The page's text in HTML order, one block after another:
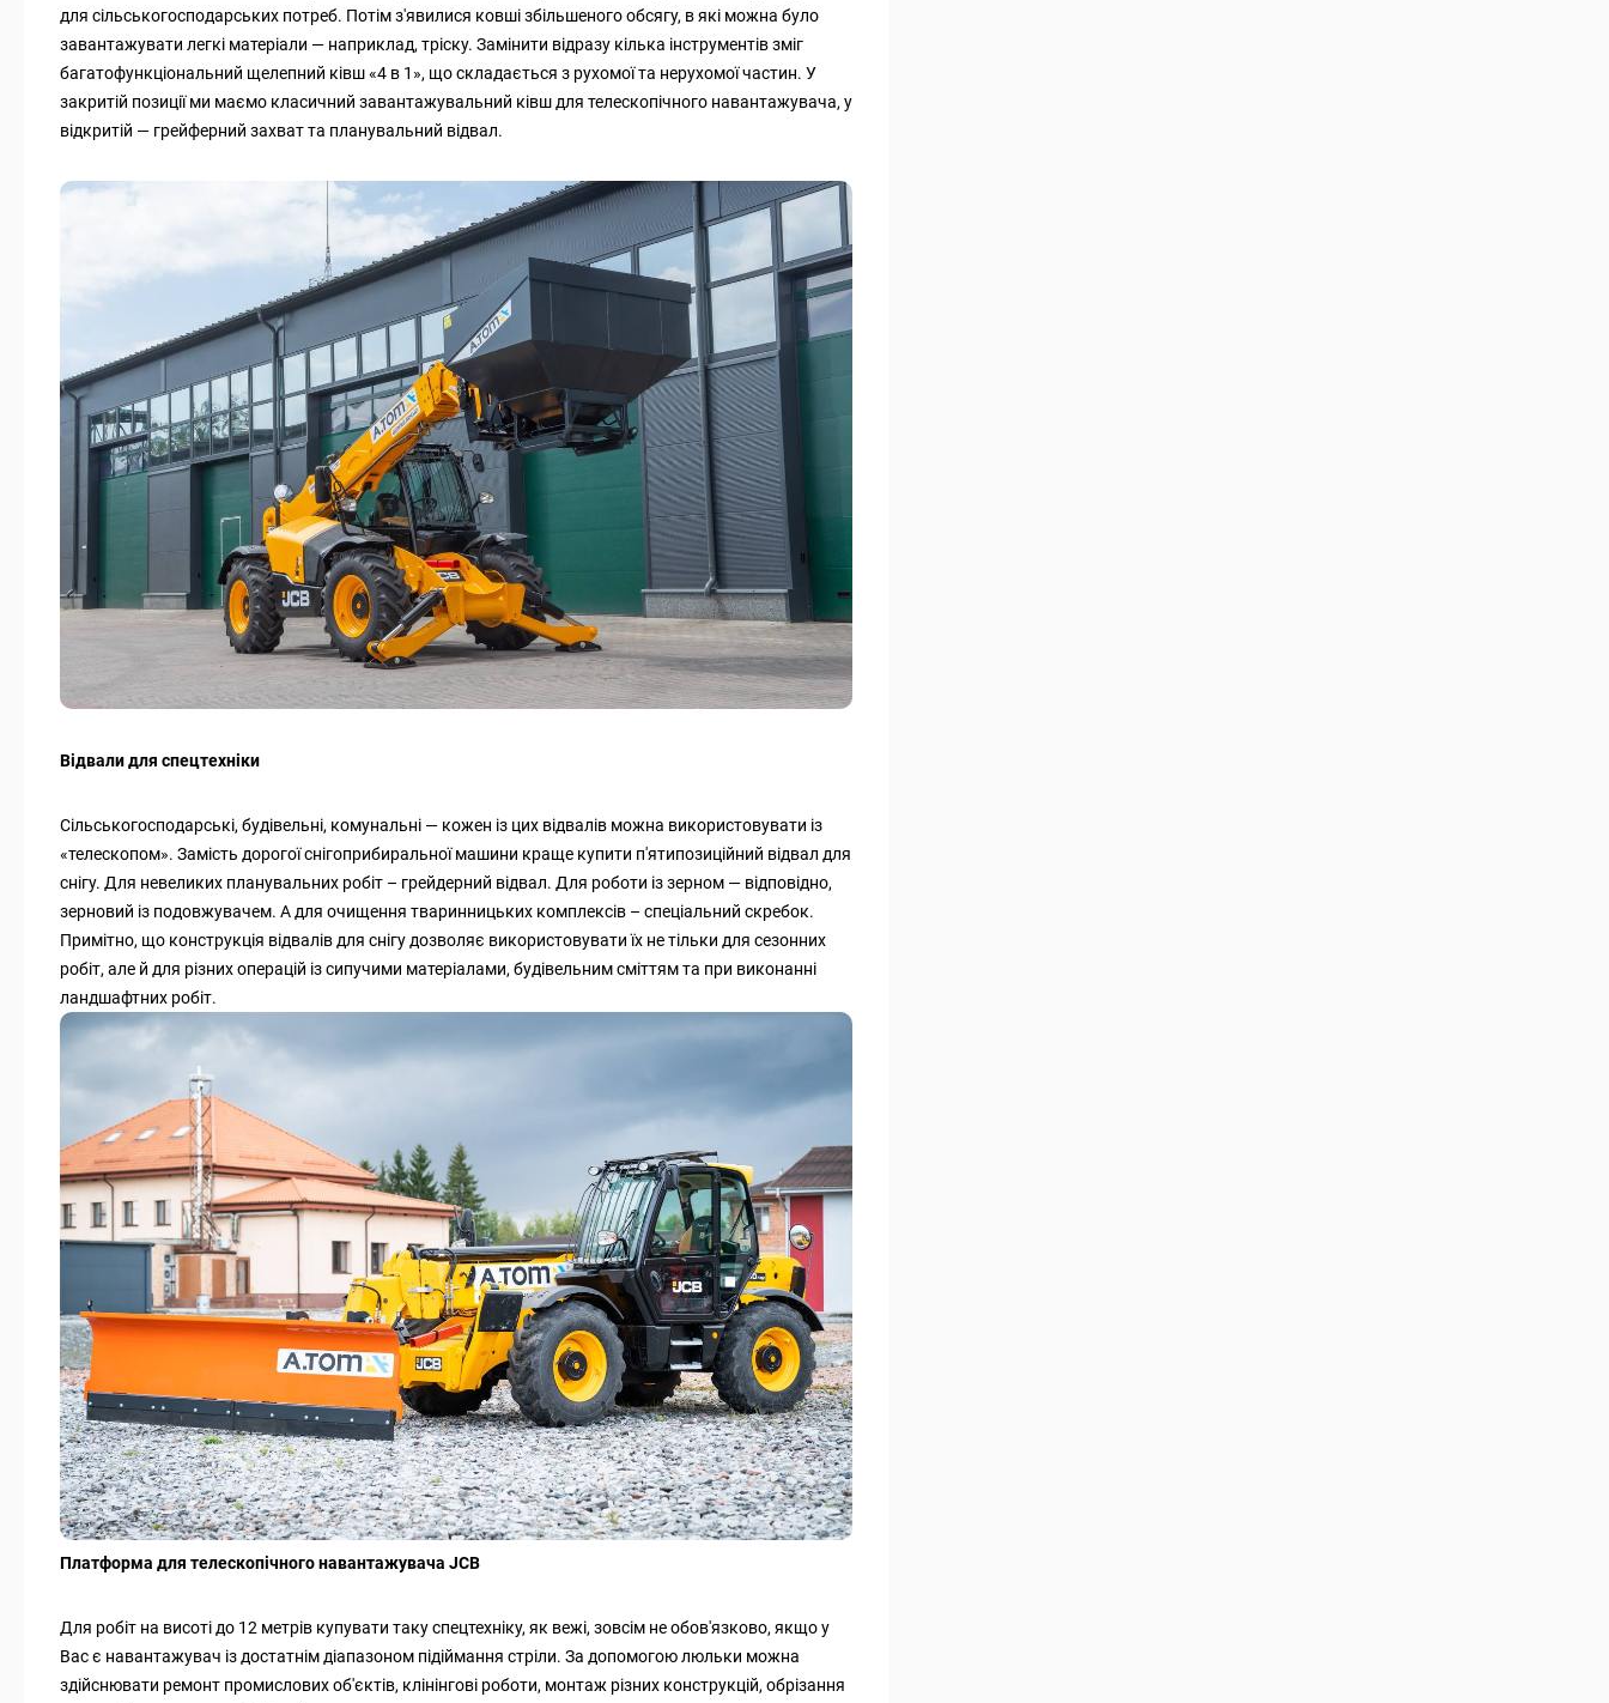
для сільськогосподарських потреб. Потім з'явилися ковші збільшеного обсягу, в які можна було
завантажувати легкі матеріали — наприклад, тріску. Замінити відразу кілька інструментів зміг
багатофункціональний щелепний ківш «4 в 1», що складається з рухомої та нерухомої частин. У
закритій позиції ми маємо класичний завантажувальний ківш для телескопічного навантажувача, у
відкритій — грейферний захват та планувальний відвал.
Відвали для спецтехніки
Сільськогосподарські, будівельні, комунальні — кожен із цих відвалів можна використовувати із
«телескопом». Замість дорогої снігоприбиральної машини краще купити п'ятипозиційний відвал для
снігу. Для невеликих планувальних робіт – грейдерний відвал. Для роботи із зерном — відповідно,
зерновий із подовжувачем. А для очищення тваринницьких комплексів – спеціальний скребок.
Примітно, що конструкція відвалів для снігу дозволяє використовувати їх не тільки для сезонних
робіт, але й для різних операцій із сипучими матеріалами, будівельним сміттям та при виконанні
ландшафтних робіт.
Платформа для телескопічного навантажувача JCB
Для робіт на висоті до 12 метрів купувати таку спецтехніку, як вежі, зовсім не обов'язково, якщо у
Вас є навантажувач із достатнім діапазоном підіймання стріли. За допомогою люльки можна
здійснювати ремонт промислових об'єктів, клінінгові роботи, монтаж різних конструкцій, обрізання